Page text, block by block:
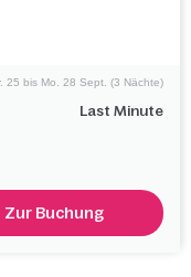
Last Minute
25 bis Mo. 28 Sept. (3 Nächte)
Zur Buchung